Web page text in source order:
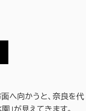
へ向かうと、奈良を代
」が見えてきます。